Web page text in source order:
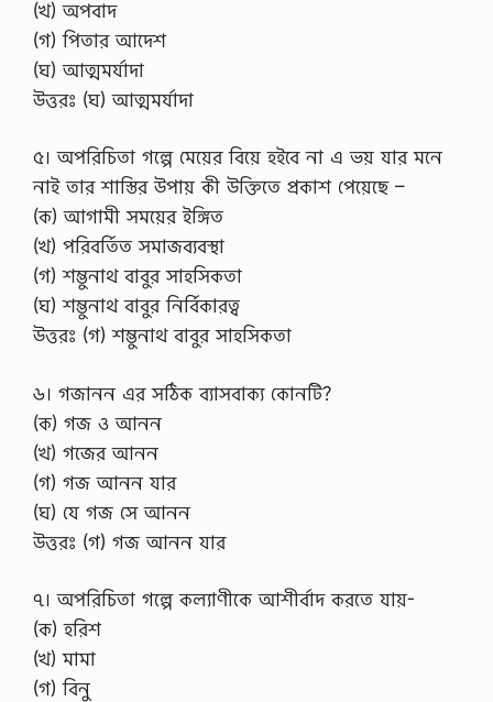
(খ) অপবাদ
(গ) পিতার আদেশ
(ঘ) আত্মমর্যাদা
উত্তরঃ (ঘ) আত্মমর্যাদা
৫। অপরিচিতা গল্পে মেয়ের বিয়ে হইবে না এ ভয় যার মনে
নাই তার শাস্তির উপায় কী উক্তিতে প্রকাশ পেয়েছে –
(ক) আগামী সময়ের ইঙ্গিত
(খ) পরিবর্তিত সমাজব্যবস্থা
(গ) শম্ভুনাথ বাবুর সাহসিকতা
(ঘ) শম্ভুনাথ বাবুর নির্বিকারত্ব
উত্তরঃ (গ) শম্ভুনাথ বাবুর সাহসিকতা
৬। গজানন এর সঠিক ব্যাসবাক্য কোনটি?
(ক) গজ ও আনন
(খ) গজের আনন
(গ) গজ আনন যার
(ঘ) যে গজ সে আনন
উত্তরঃ (গ) গজ আনন যার
৭। অপরিচিতা গল্পে কল্যাণীকে আশীর্বাদ করতে যায়-
(ক) হরিশ
(খ) মামা
(গ) বিনু